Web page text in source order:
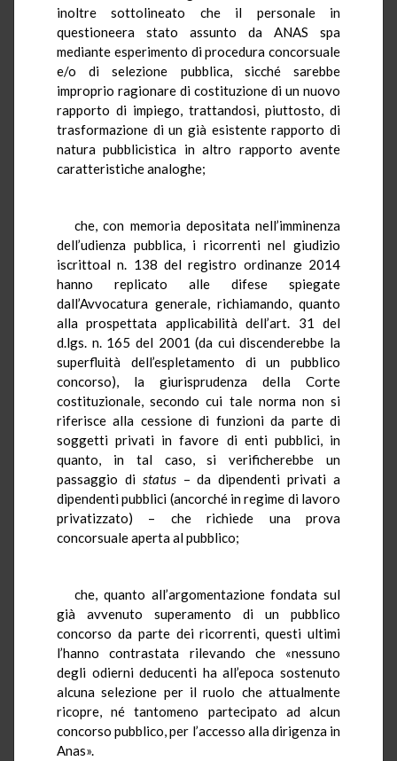
inoltre sottolineato che il personale in
questioneera stato assunto da ANAS spa
mediante esperimento di procedura concorsuale
e/o di selezione pubblica, sicché sarebbe
improprio ragionare di costituzione di un nuovo
rapporto di impiego, trattandosi, piuttosto, di
trasformazione di un già esistente rapporto di
natura pubblicistica in altro rapporto avente
caratteristiche analoghe;
che, con memoria depositata nell’imminenza
dell’udienza pubblica, i ricorrenti nel giudizio
iscrittoal n. 138 del registro ordinanze 2014
hanno replicato alle difese spiegate
dall’Avvocatura generale, richiamando, quanto
alla prospettata applicabilità dell’art. 31 del
d.lgs. n. 165 del 2001 (da cui discenderebbe la
superfluità dell’espletamento di un pubblico
concorso), la giurisprudenza della Corte
costituzionale, secondo cui tale norma non si
riferisce alla cessione di funzioni da parte di
soggetti privati in favore di enti pubblici, in
quanto, in tal caso, si verificherebbe un
passaggio di status– da dipendenti privati a
dipendenti pubblici (ancorché in regime di lavoro
privatizzato) – che richiede una prova
concorsuale aperta al pubblico;
che, quanto all’argomentazione fondata sul
già avvenuto superamento di un pubblico
concorso da parte dei ricorrenti, questi ultimi
l’hanno contrastata rilevando che «nessuno
degli odierni deducenti ha all’epoca sostenuto
alcuna selezione per il ruolo che attualmente
ricopre, né tantomeno partecipato ad alcun
concorso pubblico, per l’accesso alla dirigenza in
Anas».